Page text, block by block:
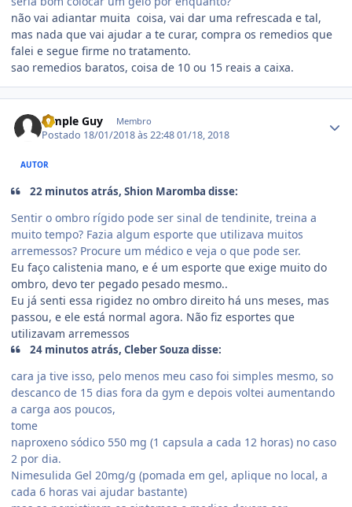
não vai adiantar muita coisa, vai dar uma refrescada e tal,
mas nada que vai ajudar a te curar, compra os remedios que
falei e segue firme no tratamento.
sao remedios baratos, coisa de 10 ou 15 reais a caixa.
Simple Guy Membro
Postado 18/01/2018 às 22:4801/18, 2018
AUTOR
22 minutos atrás, Shion Maromba disse:
Sentir o ombro rígido pode ser sinal de tendinite, treina a
muito tempo? Fazia algum esporte que utilizava muitos
arremessos? Procure um médico e veja o que pode ser.
Eu faço calistenia mano, e é um esporte que exige muito do
ombro, devo ter pegado pesado mesmo..
Eu já senti essa rigidez no ombro direito há uns meses, mas
passou, e ele está normal agora. Não fiz esportes que
utilizavam arremessos
24 minutos atrás, Cleber Souza disse:
cara ja tive isso, pelo menos meu caso foi simples mesmo, so
descanco de 15 dias fora da gym e depois voltei aumentando
a carga aos poucos,
tome
naproxeno sódico 550 mg (1 capsula a cada 12 horas) no caso
2 por dia.
Nimesulida Gel 20mg/g (pomada em gel, aplique no local, a
cada 6 horas vai ajudar bastante)